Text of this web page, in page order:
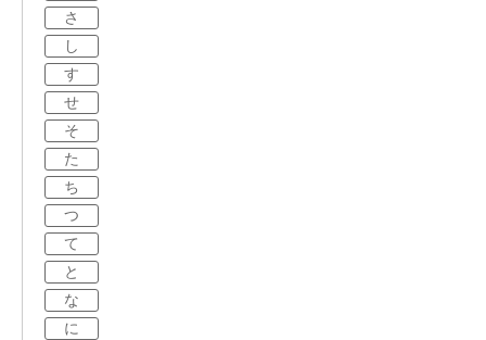
さ
し
す
せ
そ
た
ち
つ
て
と
な
に